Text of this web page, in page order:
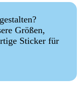
Größen,
Sticker für